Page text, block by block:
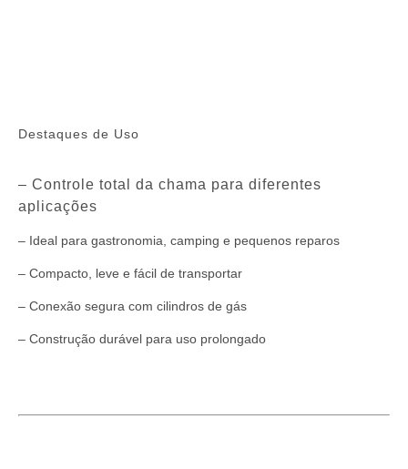
Destaques de Uso
– Controle total da chama para diferentes
aplicações
– Ideal para gastronomia, camping e pequenos reparos
– Compacto, leve e fácil de transportar
– Conexão segura com cilindros de gás
– Construção durável para uso prolongado